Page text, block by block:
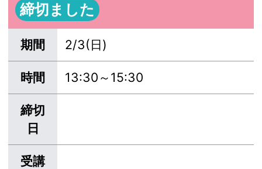
締切ました
期間 2/3(日)
時間 13:30～15:30
締切
日
受講